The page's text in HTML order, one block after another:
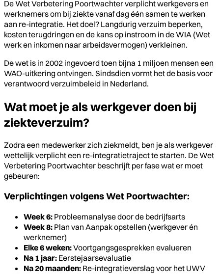
De Wet Verbetering Poortwachter verplicht werkgevers en
werknemers om bij ziekte vanaf dag één samen te werken
aan re-integratie. Het doel? Langdurig verzuim beperken,
kosten terugdringen en de kans op instroom in de WIA (Wet
werk en inkomen naar arbeidsvermogen) verkleinen.
De wet is in 2002 ingevoerd toen bijna 1 miljoen mensen een
WAO-uitkering ontvingen. Sindsdien vormt het de basis voor
verantwoord verzuimbeleid in Nederland.
Wat moet je als werkgever doen bij
ziekteverzuim?
Zodra een medewerker zich ziekmeldt, ben je als werkgever
wettelijk verplicht een re-integratietraject te starten. De Wet
Verbetering Poortwachter beschrijft per fase wat er moet
gebeuren:
Verplichtingen volgens Wet Poortwachter:
Week 6: Probleemanalyse door de bedrijfsarts
Week 8: Plan van Aanpak opstellen (werkgever én
werknemer)
Elke 6 weken:Voortgangsgesprekken evalueren
Na 1 jaar: Eerstejaarsevaluatie
Na 20 maanden: Re-integratieverslag voor het UWV